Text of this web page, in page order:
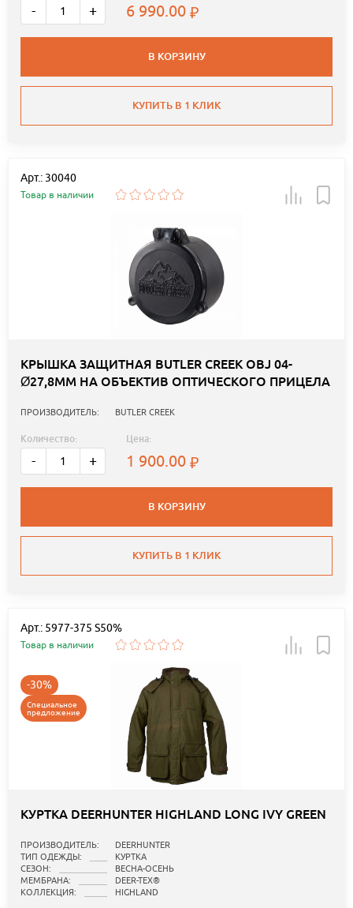
- + 6 990.00
В КОРЗИНУ
КУПИТЬ В 1 КЛИК
Арт.: 30040
Товар в наличии
КРЫШКА ЗАЩИТНАЯ BUTLER CREEK OBJ 04-
Ø27,8ММ НА ОБЪЕКТИВ ОПТИЧЕСКОГО ПРИЦЕЛА
ПРОИЗВОДИТЕЛЬ: BUTLER CREEK
Количество:
- +
Цена:
1 900.00
В КОРЗИНУ
КУПИТЬ В 1 КЛИК
Арт.: 5977-375 S50%
Товар в наличии
-30%
Специальное
предложение
КУРТКА DEERHUNTER HIGHLAND LONG IVY GREEN
ПРОИЗВОДИТЕЛЬ:
DEERHUNTER
ТИП ОДЕЖДЫ:
КУРТКА
СЕЗОН:
ВЕСНА-ОСЕНЬ
МЕМБРАНА:
DEER-TEX®
КОЛЛЕКЦИЯ:
HIGHLAND